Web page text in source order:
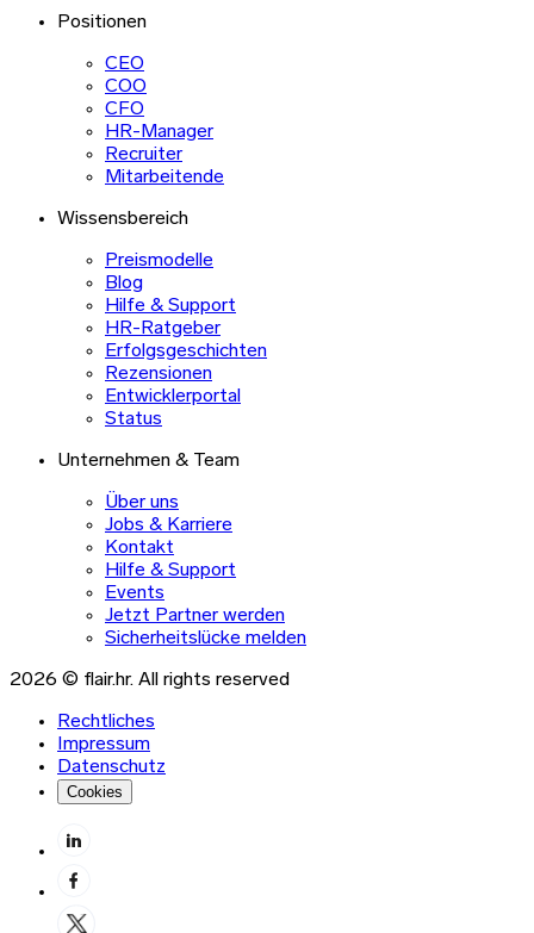
Positionen
CEO
COO
CFO
HR-Manager
Recruiter
Mitarbeitende
Wissensbereich
Preismodelle
Blog
Hilfe & Support
HR-Ratgeber
Erfolgsgeschichten
Rezensionen
Entwicklerportal
Status
Unternehmen & Team
Über uns
Jobs & Karriere
Kontakt
Hilfe & Support
Events
Jetzt Partner werden
Sicherheitslücke melden
2026 © flair.hr. All rights reserved
Rechtliches
Impressum
Datenschutz
Cookies